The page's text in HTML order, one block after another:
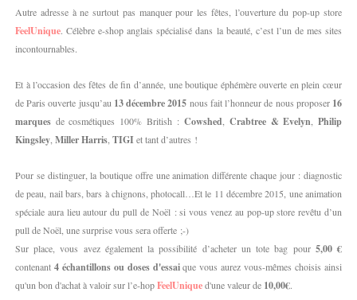
Autre adresse à ne surtout pas manquer pour les fêtes, l’ouverture du pop-up store
FeelUnique. Célèbre e-shop anglais spécialisé dans la beauté, c’est l’un de mes sites
incontournables.
Et à l’occasion des fêtes de fin d’année, une boutique éphémère ouverte en plein cœur
de Paris ouverte jusqu’au 13 décembre 2015 nous fait l’honneur de nous proposer 16
marques de cosmétiques 100% British :Cowshed Crabtree & Evelyn ,Philip
Kingsley Miller Harris TIGI et tant d’autres !
Pour se distinguer, la boutique offre une animation différente chaque jour : diagnostic
de peau, nail bars, bars à chignons, photocall…Et le 11 décembre 2015, une animation
spéciale aura lieu autour du pull de Noël : si vous venez au pop-up store revêtu d’un
pull de Noël, une surprise vous sera offerte ;-)
Sur place, vous avez également la possibilité d’acheter un tote bag pour 5,00 €
contenant 4 échantillons ou doses d'essaique vous aurez vous-mêmes choisis ainsi
qu'un bon d'achat à valoir sur l’e-hopFeelUniqued'une valeur de 10,00€.